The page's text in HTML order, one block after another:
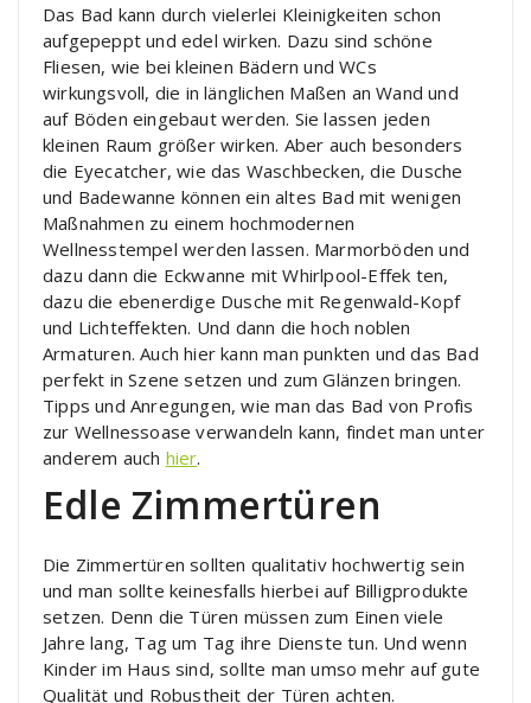
Das Bad kann durch vielerlei Kleinigkeiten schon
aufgepeppt und edel wirken. Dazu sind schöne
Fliesen, wie bei kleinen Bädern und WCs
wirkungsvoll, die in länglichen Maßen an Wand und
auf Böden eingebaut werden. Sie lassen jeden
kleinen Raum größer wirken. Aber auch besonders
die Eyecatcher, wie das Waschbecken, die Dusche
und Badewanne können ein altes Bad mit wenigen
Maßnahmen zu einem hochmodernen
Wellnesstempel werden lassen. Marmorböden und
dazu dann die Eckwanne mit Whirlpool-Effek ten,
dazu die ebenerdige Dusche mit Regenwald-Kopf
und Lichteffekten. Und dann die hoch noblen
Armaturen. Auch hier kann man punkten und das Bad
perfekt in Szene setzen und zum Glänzen bringen.
Tipps und Anregungen, wie man das Bad von Profis
zur Wellnessoase verwandeln kann, findet man unter
anderem auch hier.
Edle Zimmertüren
Die Zimmertüren sollten qualitativ hochwertig sein
und man sollte keinesfalls hierbei auf Billigprodukte
setzen. Denn die Türen müssen zum Einen viele
Jahre lang, Tag um Tag ihre Dienste tun. Und wenn
Kinder im Haus sind, sollte man umso mehr auf gute
Qualität und Robustheit der Türen achten.